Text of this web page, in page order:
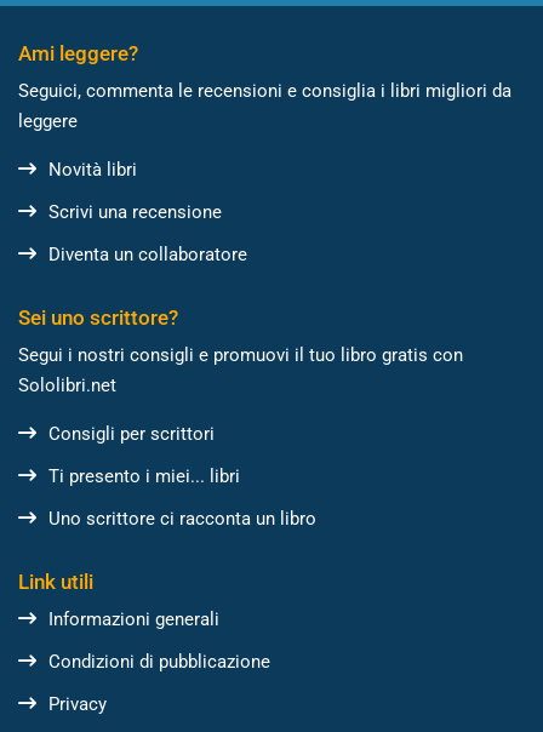
Ami leggere?
Seguici, commenta le recensioni e consiglia i libri migliori da
leggere
Novità libri
Scrivi una recensione
Diventa un collaboratore
Sei uno scrittore?
Segui i nostri consigli e promuovi il tuo libro gratis con
Sololibri.net
Consigli per scrittori
Ti presento i miei... libri
Uno scrittore ci racconta un libro
Link utili
Informazioni generali
Condizioni di pubblicazione
Privacy